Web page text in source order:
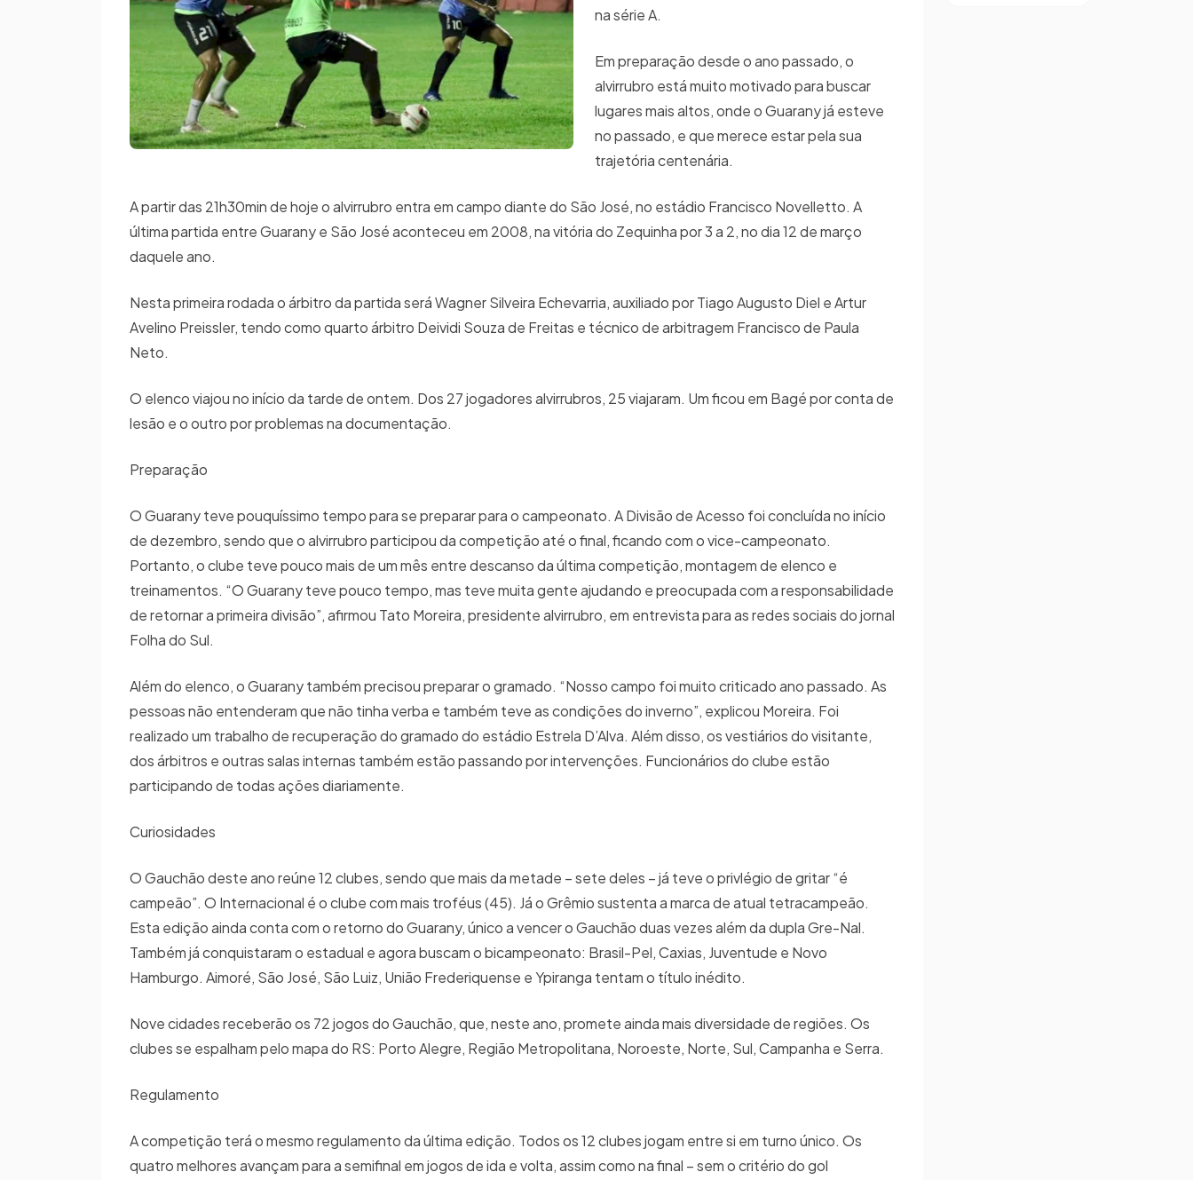
na série A.
Em preparação desde o ano passado, o
alvirrubro está muito motivado para buscar
lugares mais altos, onde o Guarany já esteve
no passado, e que merece estar pela sua
trajetória centenária.
A partir das 21h30min de hoje o alvirrubro entra em campo diante do São José, no estádio Francisco Novelletto. A
última partida entre Guarany e São José aconteceu em 2008, na vitória do Zequinha por 3 a 2, no dia 12 de março
daquele ano.
Nesta primeira rodada o árbitro da partida será Wagner Silveira Echevarria, auxiliado por Tiago Augusto Diel e Artur
Avelino Preissler, tendo como quarto árbitro Deividi Souza de Freitas e técnico de arbitragem Francisco de Paula
Neto.
O elenco viajou no início da tarde de ontem. Dos 27 jogadores alvirrubros, 25 viajaram. Um ficou em Bagé por conta de
lesão e o outro por problemas na documentação.
Preparação
O Guarany teve pouquíssimo tempo para se preparar para o campeonato. A Divisão de Acesso foi concluída no início
de dezembro, sendo que o alvirrubro participou da competição até o final, ficando com o vice-campeonato.
Portanto, o clube teve pouco mais de um mês entre descanso da última competição, montagem de elenco e
treinamentos. “O Guarany teve pouco tempo, mas teve muita gente ajudando e preocupada com a responsabilidade
de retornar a primeira divisão”, afirmou Tato Moreira, presidente alvirrubro, em entrevista para as redes sociais do jornal
Folha do Sul.
Além do elenco, o Guarany também precisou preparar o gramado. “Nosso campo foi muito criticado ano passado. As
pessoas não entenderam que não tinha verba e também teve as condições do inverno”, explicou Moreira. Foi
realizado um trabalho de recuperação do gramado do estádio Estrela D’Alva. Além disso, os vestiários do visitante,
dos árbitros e outras salas internas também estão passando por intervenções. Funcionários do clube estão
participando de todas ações diariamente.
Curiosidades
O Gauchão deste ano reúne 12 clubes, sendo que mais da metade – sete deles – já teve o privlégio de gritar “é
campeão”. O Internacional é o clube com mais troféus (45). Já o Grêmio sustenta a marca de atual tetracampeão.
Esta edição ainda conta com o retorno do Guarany, único a vencer o Gauchão duas vezes além da dupla Gre-Nal.
Também já conquistaram o estadual e agora buscam o bicampeonato: Brasil-Pel, Caxias, Juventude e Novo
Hamburgo. Aimoré, São José, São Luiz, União Frederiquense e Ypiranga tentam o título inédito.
Nove cidades receberão os 72 jogos do Gauchão, que, neste ano, promete ainda mais diversidade de regiões. Os
clubes se espalham pelo mapa do RS: Porto Alegre, Região Metropolitana, Noroeste, Norte, Sul, Campanha e Serra.
Regulamento
A competição terá o mesmo regulamento da última edição. Todos os 12 clubes jogam entre si em turno único. Os
quatro melhores avançam para a semifinal em jogos de ida e volta, assim como na final – sem o critério do gol